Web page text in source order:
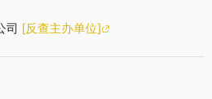
司 [反查主办单位]